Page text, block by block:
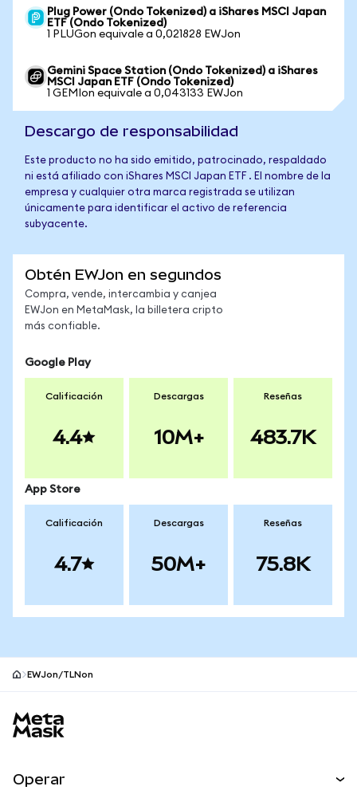
Plug Power (Ondo Tokenized) a iShares MSCI Japan
ETF (Ondo Tokenized)
1 PLUGon equivale a 0,021828 EWJon
Gemini Space Station (Ondo Tokenized) a iShares
MSCI Japan ETF (Ondo Tokenized)
1 GEMIon equivale a 0,043133 EWJon
Descargo de responsabilidad
Este producto no ha sido emitido, patrocinado, respaldado
ni está afiliado con iShares MSCI Japan ETF . El nombre de la
empresa y cualquier otra marca registrada se utilizan
únicamente para identificar el activo de referencia
subyacente.
Obtén EWJon en segundos
Compra, vende, intercambia y canjea
EWJon en MetaMask, la billetera cripto
más confiable.
Google Play
Calificación
4.4
Descargas
10M+
Reseñas
483.7K
App Store
Calificación
4.7
Descargas
50M+
Reseñas
75.8K
EWJon/TLNon
Operar